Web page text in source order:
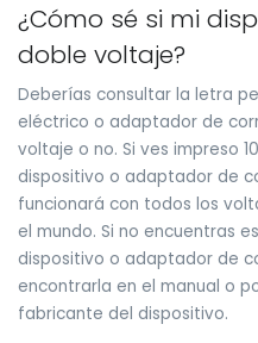
¿Cómo sé si mi
doble voltaje?
Deberías consultar la letra
eléctrico o adaptador de
voltaje o no. Si ves impreso
dispositivo o adaptador de
funcionará con todos los
el mundo. Si no encuentras
dispositivo o adaptador de
encontrarla en el manual o
fabricante del dispositivo.